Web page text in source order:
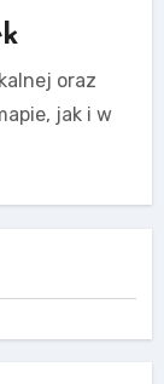
oraz
jak i w